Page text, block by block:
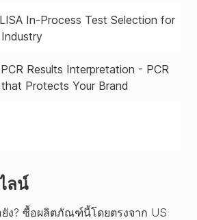
In-Process Test Selection for
Results Interpretation - PCR
Protects Your Brand
ลน์
ง? ซื้อผลิตภัณฑ์นี้โดยตรงจาก US